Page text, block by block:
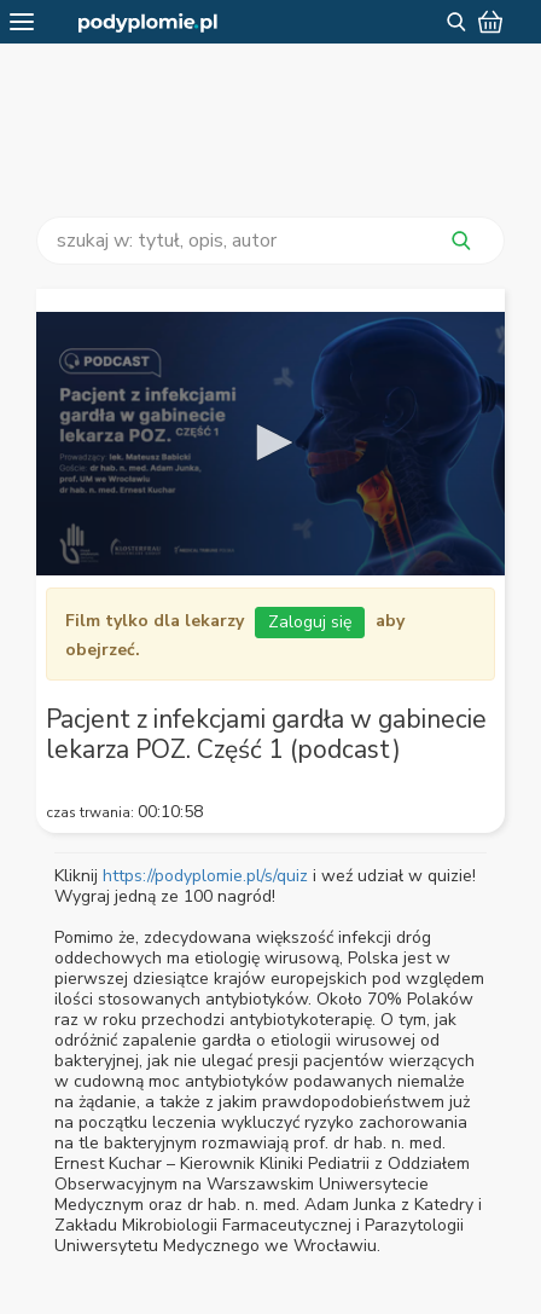
seconds
Film tylko dla lekarzy Zaloguj się
aby
obejrzeć.
Pacjent z infekcjami gardła w gabinecie
lekarza POZ. Część 1 (podcast)
czas trwania: 00:10:58
Kliknij https://podyplomie.pl/s/quiz i weź udział w quizie!
Wygraj jedną ze 100 nagród!
Pomimo że, zdecydowana większość infekcji dróg
oddechowych ma etiologię wirusową, Polska jest w
pierwszej dziesiątce krajów europejskich pod względem
ilości stosowanych antybiotyków. Około 70% Polaków
raz w roku przechodzi antybiotykoterapię. O tym, jak
odróżnić zapalenie gardła o etiologii wirusowej od
bakteryjnej, jak nie ulegać presji pacjentów wierzących
w cudowną moc antybiotyków podawanych niemalże
na żądanie, a także z jakim prawdopodobieństwem już
na początku leczenia wykluczyć ryzyko zachorowania
na tle bakteryjnym rozmawiają prof. dr hab. n. med.
Ernest Kuchar – Kierownik Kliniki Pediatrii z Oddziałem
Obserwacyjnym na Warszawskim Uniwersytecie
Medycznym oraz dr hab. n. med. Adam Junka z Katedry i
Zakładu Mikrobiologii Farmaceutycznej i Parazytologii
Uniwersytetu Medycznego we Wrocławiu.